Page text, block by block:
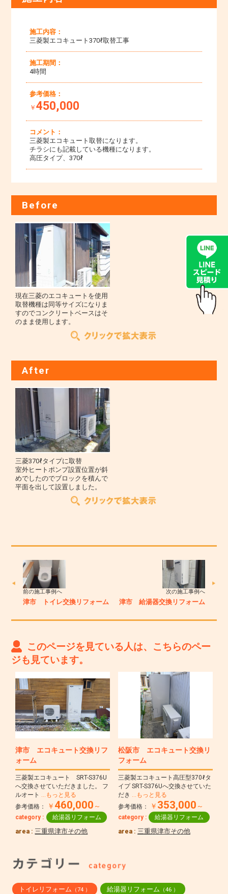
施工内容：
三菱製エコキュート370ℓ取替工事
施工期間：
4時間
参考価格：
￥ 450,000
コメント：
三菱製エコキュート取替になります。
チラシにも記載している機種になります。
高圧タイプ、370ℓ
Before
現在三菱のエコキュートを使用
取替機種は同等サイズになりま
すのでコンクリートベースはそ
のまま使用します。
After
三菱370ℓタイプに取替
室外ヒートポンプ設置位置が斜
めでしたのでブロックを積んで
平面を出して設置しました。
前の施工事例へ
津市 トイレ交換リフォーム
次の施工事例へ
津市 給湯器交換リフォーム
このページを見ている人は、こちらのペー
ジも見ています。
津市 エコキュート交換リフ
ォーム
三菱製エコキュート SRT-S376U
へ交換させていただきました。 フ
ルオート …もっと見る
参考価格：
￥ 460,000 ～
category : 給湯器リフォーム
area : 三重県津市その他
松阪市 エコキュート交換リ
フォーム
三菱製エコキュート高圧型370ℓタ
イプ SRT-S376Uへ交換させていた
だき …もっと見る
参考価格：
￥ 353,000 ～
category : 給湯器リフォーム
area : 三重県津市その他
トイレリフォーム （74 ） 給湯器リフォーム （46 ）